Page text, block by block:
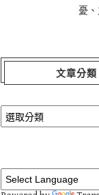
憂、
文章分